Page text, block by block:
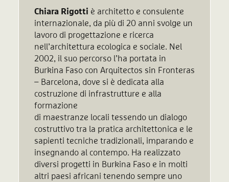
Chiara Rigotti è architetto e consulente
internazionale, da più di 20 anni svolge un
lavoro di progettazione e ricerca
nell’architettura ecologica e sociale. Nel
2002, il suo percorso l’ha portata in
Burkina Faso con Arquitectos sin Fronteras
– Barcelona, dove si è dedicata alla
costruzione di infrastrutture e alla
formazione
di maestranze locali tessendo un dialogo
costruttivo tra la pratica architettonica e le
sapienti tecniche tradizionali, imparando e
insegnando al contempo. Ha realizzato
diversi progetti in Burkina Faso e in molti
altri paesi africani tenendo sempre uno